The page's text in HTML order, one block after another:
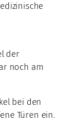
der
noch am
bei den
Türen ein.